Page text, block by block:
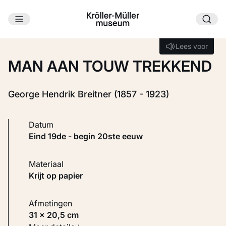
Ga naar hoofdinhoud
Lees voor
Lees voor
MAN AAN TOUW TREKKEND
George Hendrik Breitner (1857 - 1923)
Datum
eind 19de - begin 20ste eeuw
Materiaal
Krijt op papier
Afmetingen
31 × 20,5 cm